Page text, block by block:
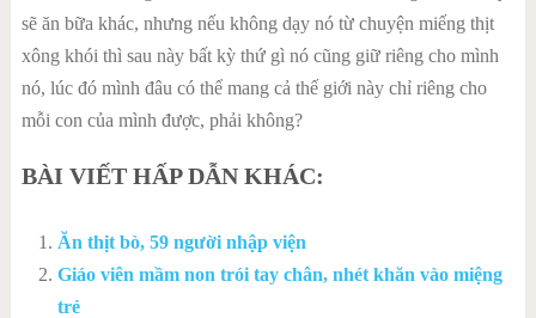
sẽ ăn bữa khác, nhưng nếu không dạy nó từ chuyện miếng thịt
xông khói thì sau này bất kỳ thứ gì nó cũng giữ riêng cho mình
nó, lúc đó mình đâu có thể mang cả thế giới này chỉ riêng cho
mỗi con của mình được, phải không?
BÀI VIẾT HẤP DẪN KHÁC:
Ăn thịt bò, 59 người nhập viện
Giáo viên mầm non trói tay chân, nhét khăn vào miệng
trẻ